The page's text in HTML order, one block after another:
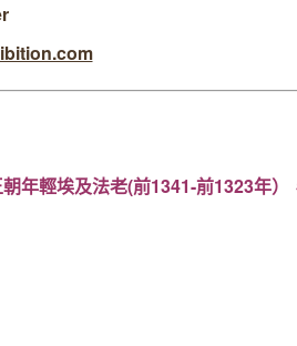
年輕埃及法老(前1341-前1323年